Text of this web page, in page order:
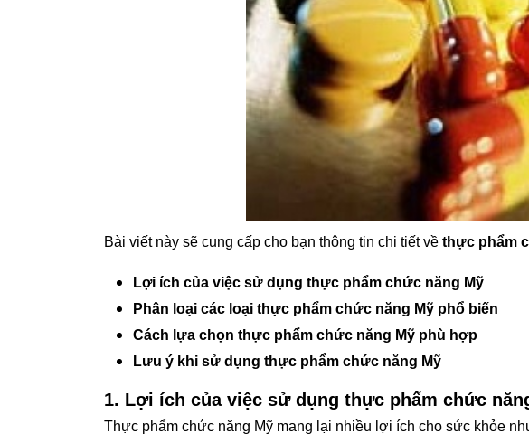
Bài viết này sẽ cung cấp cho bạn thông tin chi tiết về thực phẩm
Lợi ích của việc sử dụng thực phẩm chức năng Mỹ
Phân loại các loại thực phẩm chức năng Mỹ phổ biến
Cách lựa chọn thực phẩm chức năng Mỹ phù hợp
Lưu ý khi sử dụng thực phẩm chức năng Mỹ
1. Lợi ích của việc sử dụng thực phẩm chức
Thực phẩm chức năng Mỹ mang lại nhiều lợi ích cho sức khỏe